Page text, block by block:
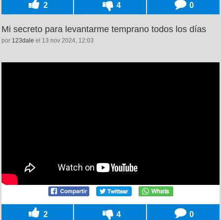
2 4 0
Mi secreto para levantarme temprano todos los días
por 123dale el 13 nov 2024, 12:03
2 4 0